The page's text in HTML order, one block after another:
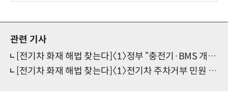
관련 기사
[전기차 화재 해법 찾는다]〈1〉정부 “충전기·BMS 개선, 배터리 안전성 대폭 강화”
[전기차 화재 해법 찾는다]〈1〉전기차 주차거부 민원 1→50건…“포비아 대책 강화해야”